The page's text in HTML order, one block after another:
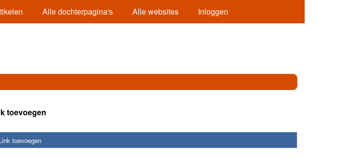
Alle dochterpagina's Alle websites Inloggen
toevoegen
toevoegen